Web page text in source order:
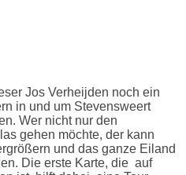
Jos Verheijden noch ein
in und um Stevensweert
Wer nicht nur den
gehen möchte, der kann
und das ganze Eiland
Die erste Karte, die auf